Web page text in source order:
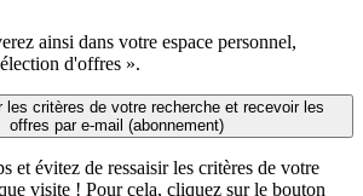
ainsi dans votre espace personnel,
d'offres ».
les critères de votre recherche et recevoir les
offres par e-mail (abonnement)
et évitez de ressaisir les critères de votre
visite ! Pour cela, cliquez sur le bouton